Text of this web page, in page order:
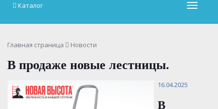
Каталог
Главная страница Новости
В продаже новые лестницы.
16.04.2025
В